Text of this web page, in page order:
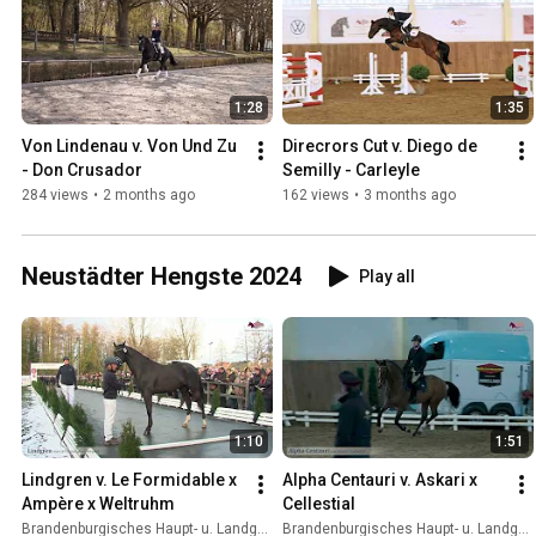
1:28
Von Lindenau v. Von Und Zu
- Don Crusador
284 views • 2 months ago
1:35
Direcrors Cut v. Diego de
Semilly - Carleyle
162 views • 3 months ago
Neustädter Hengste 2024 Play all
1:10
Lindgren v. Le Formidable x
Ampère x Weltruhm
Brandenburgisches Haupt- u. Landgestüt Neustadt
1:51
Alpha Centauri v. Askari x
Cellestial
Brandenburgisches Haupt- u. Landgestüt Neustadt